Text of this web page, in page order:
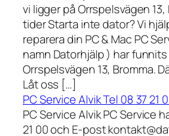
vi ligger på Orrspelsvägen
tider Starta inte dator? Vi
reparera din PC & Mac PC
namn Datorhjälp ) har funnits
Orrspelsvägen 13, Bromma.
Låt oss […]
PC Service Alvik Tel 08 37 21
PC Service Alvik PC Service
21 00 och E-post